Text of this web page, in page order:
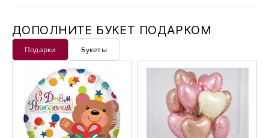
ДОПОЛНИТЕ БУКЕТ ПОДАРКОМ
Подарки Букеты